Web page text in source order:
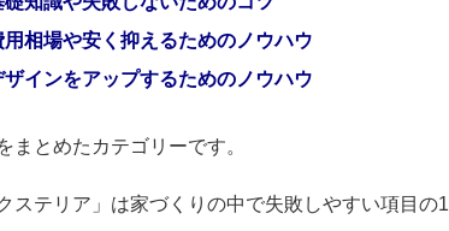
用相場や安く抑えるためのノウハウ
ザインをアップするためのノウハウ
まとめたカテゴリーです。
ステリア」は家づくりの中で失敗しやすい項目の1